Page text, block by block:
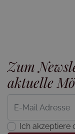
Zum
aktuelle
Ich akzeptiere